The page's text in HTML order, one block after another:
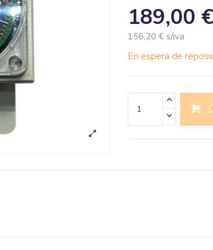
189,00 €
156,20 € s/iva
En espera de